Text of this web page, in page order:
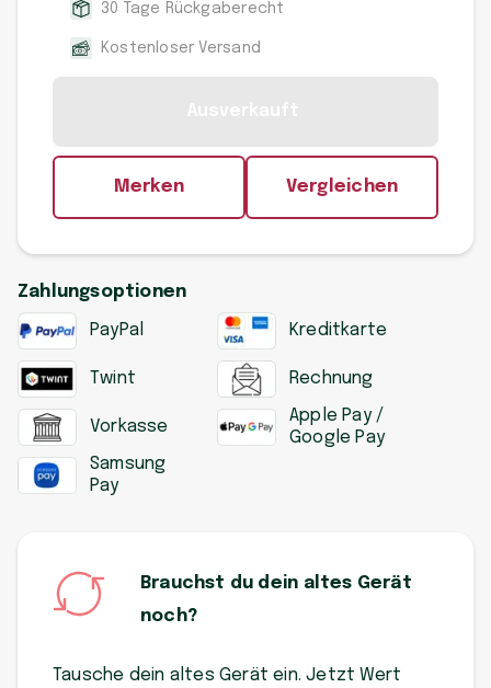
30 Tage Rückgaberecht
Kostenloser Versand
Merken Vergleichen
Zahlungsoptionen
PayPal Kreditkarte
Twint Rechnung
Vorkasse
Apple Pay /
Google Pay
Samsung
Pay
Brauchst du dein altes Gerät
noch?
Tausche dein altes Gerät ein. Jetzt Wert